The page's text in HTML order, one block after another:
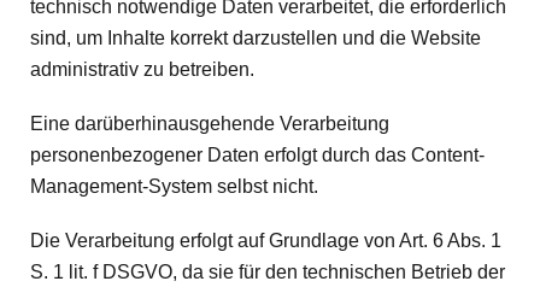
technisch notwendige Daten verarbeitet, die erforderlich
sind, um Inhalte korrekt darzustellen und die Website
administrativ zu betreiben.
Eine darüberhinausgehende Verarbeitung
personenbezogener Daten erfolgt durch das Content-
Management-System selbst nicht.
Die Verarbeitung erfolgt auf Grundlage von Art. 6 Abs. 1
S. 1 lit. f DSGVO, da sie für den technischen Betrieb der